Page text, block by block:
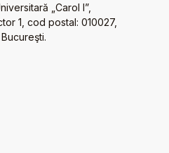
„Carol I”,
1, cod postal: 010027,